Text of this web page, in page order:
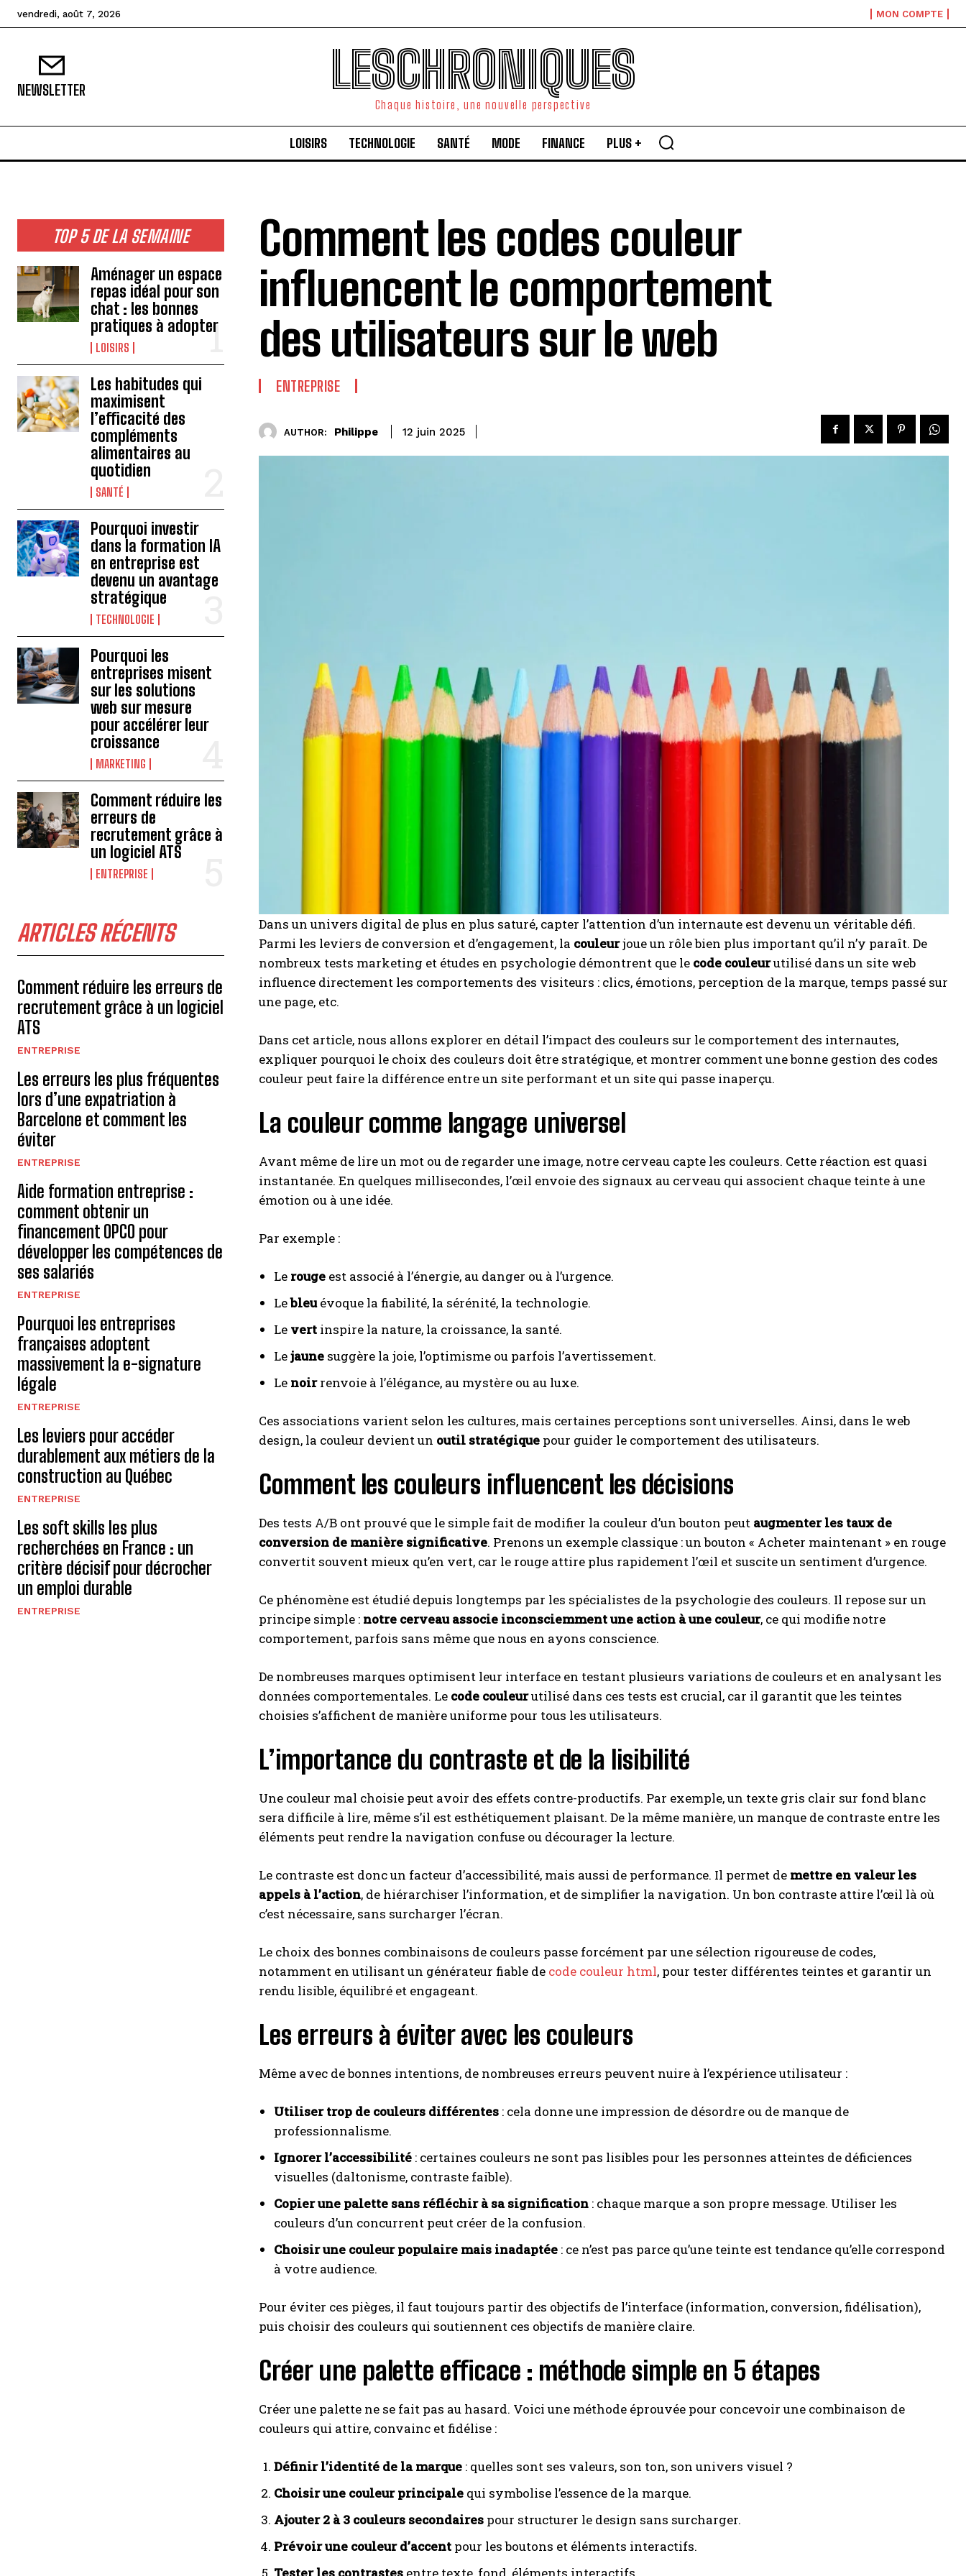
INSCRIPTION
J'ai lu et j'accepte la politique de confidentialité.
vendredi, août 7, 2026 MON COMPTE
NEWSLETTER LESCHRONIQUES
Chaque histoire, une nouvelle perspective
LOISIRS TECHNOLOGIE SANTÉ MODE FINANCE PLUS +
TOP 5 DE LA SEMAINE
Aménager un espace
repas idéal pour son
chat : les bonnes
pratiques à adopter
LOISIRS
Les habitudes qui
maximisent
l’efficacité des
compléments
alimentaires au
quotidien
SANTÉ
Pourquoi investir
dans la formation IA
en entreprise est
devenu un avantage
stratégique
TECHNOLOGIE
Pourquoi les
entreprises misent
sur les solutions
web sur mesure
pour accélérer leur
croissance
MARKETING
Comment réduire les
erreurs de
recrutement grâce à
un logiciel ATS
ENTREPRISE
ARTICLES RÉCENTS
Comment réduire les erreurs de
recrutement grâce à un logiciel
ATS
ENTREPRISE
Les erreurs les plus fréquentes
lors d’une expatriation à
Barcelone et comment les
éviter
ENTREPRISE
Aide formation entreprise :
comment obtenir un
financement OPCO pour
développer les compétences de
ses salariés
ENTREPRISE
Pourquoi les entreprises
françaises adoptent
massivement la e-signature
légale
ENTREPRISE
Les leviers pour accéder
durablement aux métiers de la
construction au Québec
ENTREPRISE
Les soft skills les plus
recherchées en France : un
critère décisif pour décrocher
un emploi durable
ENTREPRISE
Comment les codes couleur
influencent le comportement
des utilisateurs sur le web
ENTREPRISE
AUTHOR: Philippe 12 juin 2025
Dans un univers digital de plus en plus saturé, capter l’attention d’un internaute est devenu un véritable défi.
Parmi les leviers de conversion et d’engagement, la couleurjoue un rôle bien plus important qu’il n’y paraît. De
nombreux tests marketing et études en psychologie démontrent que le code couleurutilisé dans un site web
influence directement les comportements des visiteurs : clics, émotions, perception de la marque, temps passé sur
une page, etc.
Dans cet article, nous allons explorer en détail l’impact des couleurs sur le comportement des internautes,
expliquer pourquoi le choix des couleurs doit être stratégique, et montrer comment une bonne gestion des codes
couleur peut faire la différence entre un site performant et un site qui passe inaperçu.
La couleur comme langage universel
Avant même de lire un mot ou de regarder une image, notre cerveau capte les couleurs. Cette réaction est quasi
instantanée. En quelques millisecondes, l’œil envoie des signaux au cerveau qui associent chaque teinte à une
émotion ou à une idée.
Par exemple :
Le rouge est associé à l’énergie, au danger ou à l’urgence.
Lebleuévoque la fiabilité, la sérénité, la technologie.
Le vert inspire la nature, la croissance, la santé.
Lejaune suggère la joie, l’optimisme ou parfois l’avertissement.
Le noirrenvoie à l’élégance, au mystère ou au luxe.
Ces associations varient selon les cultures, mais certaines perceptions sont universelles. Ainsi, dans le web
design, la couleur devient un outil stratégique pour guider le comportement des utilisateurs.
Comment les couleurs influencent les décisions
Des tests A/B ont prouvé que le simple fait de modifier la couleur d’un bouton peut augmenter les taux de
conversion de manière significative. Prenons un exemple classique : un bouton « Acheter maintenant » en rouge
convertit souvent mieux qu’en vert, car le rouge attire plus rapidement l’œil et suscite un sentiment d’urgence.
Ce phénomène est étudié depuis longtemps par les spécialistes de la psychologie des couleurs. Il repose sur un
principe simple : notre cerveau associe inconsciemment une action à une couleur, ce qui modifie notre
comportement, parfois sans même que nous en ayons conscience.
De nombreuses marques optimisent leur interface en testant plusieurs variations de couleurs et en analysant les
données comportementales. Le code couleurutilisé dans ces tests est crucial, car il garantit que les teintes
choisies s’affichent de manière uniforme pour tous les utilisateurs.
L’importance du contraste et de la lisibilité
Une couleur mal choisie peut avoir des effets contre-productifs. Par exemple, un texte gris clair sur fond blanc
sera difficile à lire, même s’il est esthétiquement plaisant. De la même manière, un manque de contraste entre les
éléments peut rendre la navigation confuse ou décourager la lecture.
Le contraste est donc un facteur d’accessibilité, mais aussi de performance. Il permet de mettre en valeur les
appels à l’action, de hiérarchiser l’information, et de simplifier la navigation. Un bon contraste attire l’œil là où
c’est nécessaire, sans surcharger l’écran.
Le choix des bonnes combinaisons de couleurs passe forcément par une sélection rigoureuse de codes,
notamment en utilisant un générateur fiable de code couleur html, pour tester différentes teintes et garantir un
rendu lisible, équilibré et engageant.
Les erreurs à éviter avec les couleurs
Même avec de bonnes intentions, de nombreuses erreurs peuvent nuire à l’expérience utilisateur :
Utiliser trop de couleurs différentes : cela donne une impression de désordre ou de manque de
professionnalisme.
Ignorer l’accessibilité : certaines couleurs ne sont pas lisibles pour les personnes atteintes de déficiences
visuelles (daltonisme, contraste faible).
Copier une palette sans réfléchir à sa signification : chaque marque a son propre message. Utiliser les
couleurs d’un concurrent peut créer de la confusion.
Choisir une couleur populaire mais inadaptée : ce n’est pas parce qu’une teinte est tendance qu’elle correspond
à votre audience.
Pour éviter ces pièges, il faut toujours partir des objectifs de l’interface (information, conversion, fidélisation),
puis choisir des couleurs qui soutiennent ces objectifs de manière claire.
Créer une palette efficace : méthode simple en 5 étapes
Créer une palette ne se fait pas au hasard. Voici une méthode éprouvée pour concevoir une combinaison de
couleurs qui attire, convainc et fidélise :
Définir l’identité de la marque : quelles sont ses valeurs, son ton, son univers visuel ?
Choisir une couleur principale qui symbolise l’essence de la marque.
Ajouter 2 à 3 couleurs secondaires pour structurer le design sans surcharger.
Prévoir une couleur d’accent pour les boutons et éléments interactifs.